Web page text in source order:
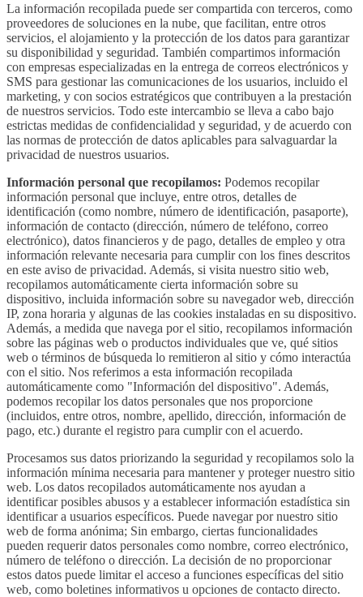
La información recopilada puede ser compartida con terceros, como
proveedores de soluciones en la nube, que facilitan, entre otros
servicios, el alojamiento y la protección de los datos para garantizar
su disponibilidad y seguridad. También compartimos información
con empresas especializadas en la entrega de correos electrónicos y
SMS para gestionar las comunicaciones de los usuarios, incluido el
marketing, y con socios estratégicos que contribuyen a la prestación
de nuestros servicios. Todo este intercambio se lleva a cabo bajo
estrictas medidas de confidencialidad y seguridad, y de acuerdo con
las normas de protección de datos aplicables para salvaguardar la
privacidad de nuestros usuarios.
Información personal que recopilamos: Podemos recopilar
información personal que incluye, entre otros, detalles de
identificación (como nombre, número de identificación, pasaporte),
información de contacto (dirección, número de teléfono, correo
electrónico), datos financieros y de pago, detalles de empleo y otra
información relevante necesaria para cumplir con los fines descritos
en este aviso de privacidad. Además, si visita nuestro sitio web,
recopilamos automáticamente cierta información sobre su
dispositivo, incluida información sobre su navegador web, dirección
IP, zona horaria y algunas de las cookies instaladas en su dispositivo.
Además, a medida que navega por el sitio, recopilamos información
sobre las páginas web o productos individuales que ve, qué sitios
web o términos de búsqueda lo remitieron al sitio y cómo interactúa
con el sitio. Nos referimos a esta información recopilada
automáticamente como "Información del dispositivo". Además,
podemos recopilar los datos personales que nos proporcione
(incluidos, entre otros, nombre, apellido, dirección, información de
pago, etc.) durante el registro para cumplir con el acuerdo.
Procesamos sus datos priorizando la seguridad y recopilamos solo la
información mínima necesaria para mantener y proteger nuestro sitio
web. Los datos recopilados automáticamente nos ayudan a
identificar posibles abusos y a establecer información estadística sin
identificar a usuarios específicos. Puede navegar por nuestro sitio
web de forma anónima; Sin embargo, ciertas funcionalidades
pueden requerir datos personales como nombre, correo electrónico,
número de teléfono o dirección. La decisión de no proporcionar
estos datos puede limitar el acceso a funciones específicas del sitio
web, como boletines informativos u opciones de contacto directo.